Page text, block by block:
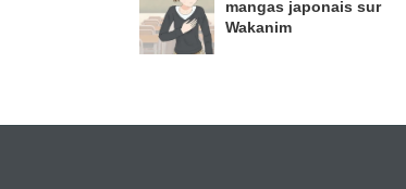
mangas japonais sur
Wakanim